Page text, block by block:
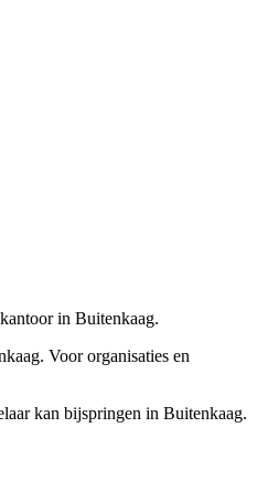
in Buitenkaag.
Voor organisaties en
kan bijspringen in Buitenkaag.